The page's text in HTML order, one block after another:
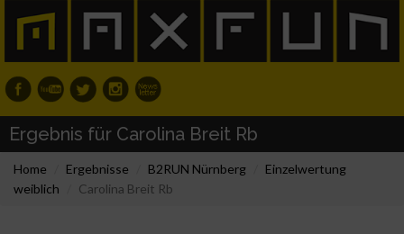
Ergebnis für Carolina Breit Rb
Home Ergebnisse B2RUN Nürnberg
Einzelwertung
weiblich
Carolina Breit Rb